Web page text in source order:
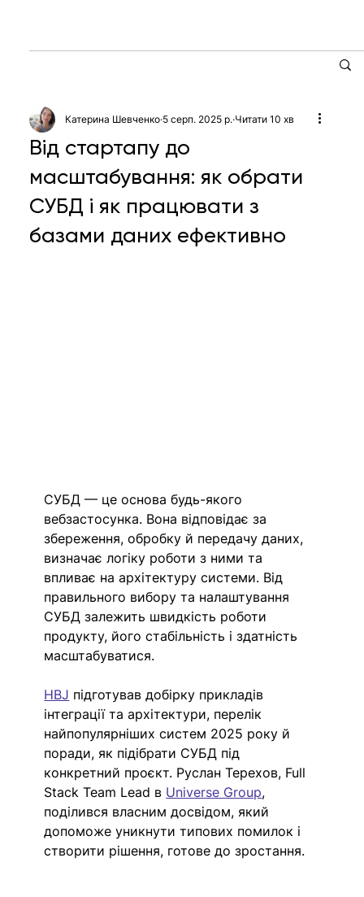
Від стартапу до
масштабування: як обрати
СУБД і як працювати з
базами даних ефективно
Катерина Шевченко 5 серп. 2025 р. Читати 10 хв
СУБД — це основа будь-якого
вебзастосунка. Вона відповідає за
збереження, обробку й передачу даних,
визначає логіку роботи з ними та
впливає на архітектуру системи. Від
правильного вибору та налаштування
СУБД залежить швидкість роботи
продукту, його стабільність і здатність
масштабуватися.
HBJ підготував добірку прикладів
інтеграції та архітектури, перелік
найпопулярніших систем 2025 року й
поради, як підібрати СУБД під
конкретний проєкт. Руслан Терехов, Full
Stack Team Lead в Universe Group,
поділився власним досвідом, який
допоможе уникнути типових помилок і
створити рішення, готове до зростання.